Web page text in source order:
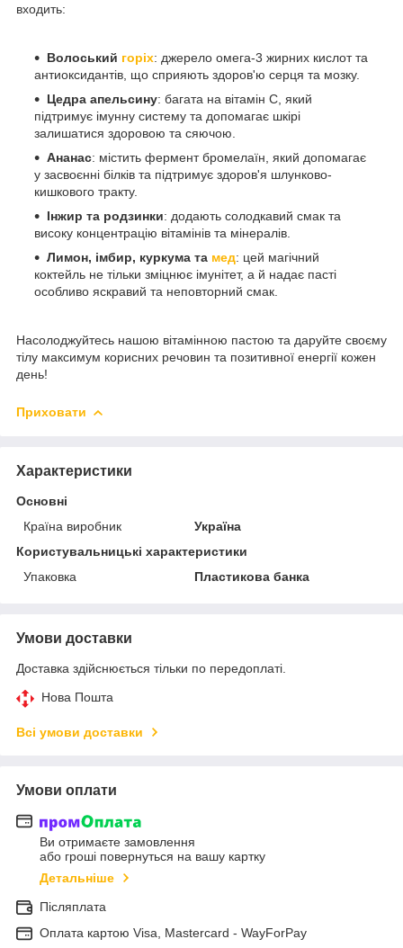
входить:
Волоський горіх: джерело омега-3 жирних кислот та
антиоксидантів, що сприяють здоров'ю серця та мозку.
Цедра апельсину: багата на вітамін С, який
підтримує імунну систему та допомагає шкірі
залишатися здоровою та сяючою.
Ананас: містить фермент бромелаїн, який допомагає
у засвоєнні білків та підтримує здоров'я шлунково-
кишкового тракту.
Інжир та родзинки: додають солодкавий смак та
високу концентрацію вітамінів та мінералів.
Лимон, імбир, куркума та мед: цей магічний
коктейль не тільки зміцнює імунітет, а й надає пасті
особливо яскравий та неповторний смак.
Насолоджуйтесь нашою вітамінною пастою та даруйте своєму
тілу максимум корисних речовин та позитивної енергії кожен
день!
Приховати
Характеристики
Основні
Країна виробник
Україна
Користувальницькі характеристики
Упаковка
Пластикова банка
Умови доставки
Доставка здійснюється тільки по передоплаті.
Нова Пошта
Всі умови доставки
Умови оплати
Ви отримаєте замовлення
або гроші повернуться на вашу картку
Детальніше
Післяплата
Оплата картою Visa, Mastercard - WayForPay